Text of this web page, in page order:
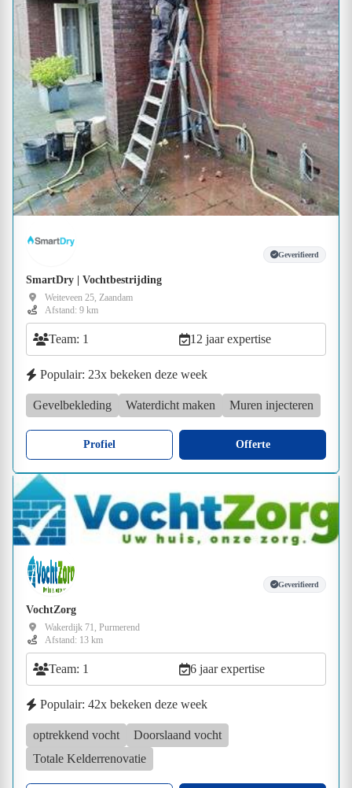
Geverifieerd
SmartDry | Vochtbestrijding
Weiteveen 25, Zaandam
Afstand: 9 km
Team: 1 12 jaar expertise
Populair: 23x bekeken deze week
Gevelbekleding Waterdicht maken Muren injecteren
Profiel Offerte
Geverifieerd
VochtZorg
Wakerdijk 71, Purmerend
Afstand: 13 km
Team: 1 6 jaar expertise
Populair: 42x bekeken deze week
optrekkend vocht
Doorslaand vocht
Totale Kelderrenovatie